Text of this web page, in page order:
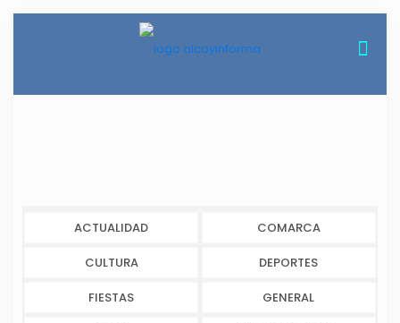
ACTUALIDAD COMARCA
CULTURA DEPORTES
FIESTAS GENERAL